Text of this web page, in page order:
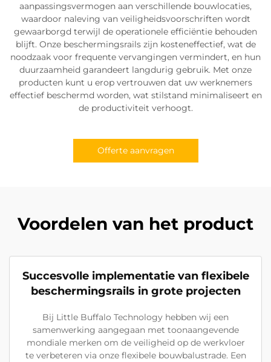
aanpassingsvermogen aan verschillende bouwlocaties,
waardoor naleving van veiligheidsvoorschriften wordt
gewaarborgd terwijl de operationele efficiëntie behouden
blijft. Onze beschermingsrails zijn kosteneffectief, wat de
noodzaak voor frequente vervangingen vermindert, en hun
duurzaamheid garandeert langdurig gebruik. Met onze
producten kunt u erop vertrouwen dat uw werknemers
effectief beschermd worden, wat stilstand minimaliseert en
de productiviteit verhoogt.
Offerte aanvragen
Voordelen van het product
Succesvolle implementatie van flexibele
beschermingsrails in grote projecten
Bij Little Buffalo Technology hebben wij een
samenwerking aangegaan met toonaangevende
mondiale merken om de veiligheid op de werkvloer
te verbeteren via onze flexibele bouwbalustrade. Een